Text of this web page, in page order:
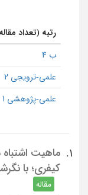
رتبه (تعداد
ب 4
علمی-ترویجی 2
علمی-پژوهشی 1
1.
ماهیت
کیفری؛ با
مقاله